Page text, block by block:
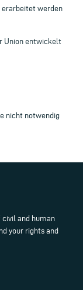
erarbeitet werden
Union entwickelt
nicht notwendig
civil and human
your rights and